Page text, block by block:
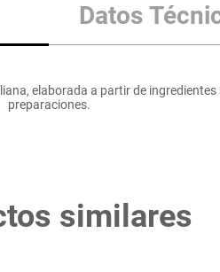
Datos
elaborada a partir de
preparaciones.
similares